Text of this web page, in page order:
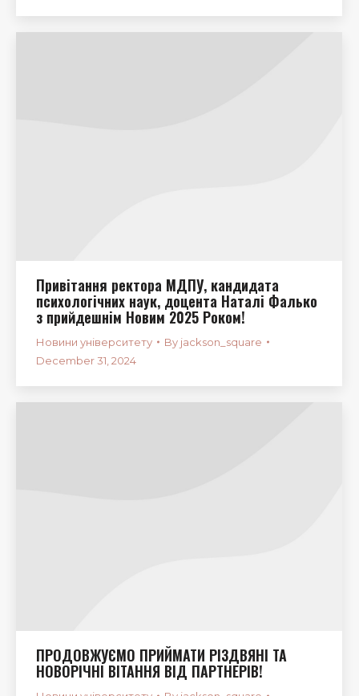
Привітання ректора МДПУ, кандидата
психологічних наук, доцента Наталі Фалько
з прийдешнім Новим 2025 Роком!
Новини університету By jackson_square
December 31, 2024
ПРОДОВЖУЄМО ПРИЙМАТИ РІЗДВЯНІ ТА
НОВОРІЧНІ ВІТАННЯ ВІД ПАРТНЕРІВ!